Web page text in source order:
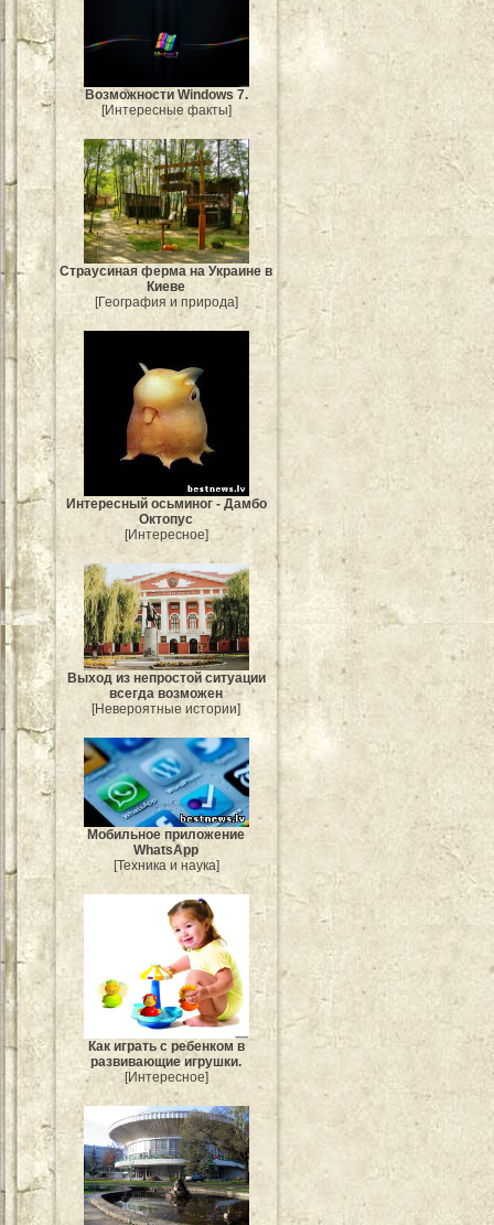
Возможности Windows 7.
[Интересные факты]
Страусиная ферма на Украине в
Киеве
[География и природа]
Интересный осьминог - Дамбо
Октопус
[Интересное]
Выход из непростой ситуации
всегда возможен
[Невероятные истории]
Мобильное приложение
WhatsApp
[Техника и наука]
Как играть с ребенком в
развивающие игрушки.
[Интересное]